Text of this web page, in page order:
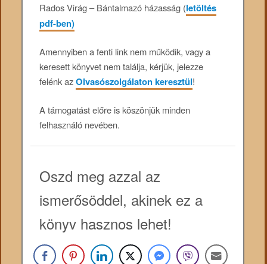
Rados Virág – Bántalmazó házasság (letöltés
pdf-ben)
Amennyiben a fenti link nem működik, vagy a
keresett könyvet nem találja, kérjük, jelezze
felénk azOlvasószolgálaton keresztül!
A támogatást előre is köszönjük minden
felhasználó nevében.
Oszd meg azzal az
ismerősöddel, akinek ez a
könyv hasznos lehet!